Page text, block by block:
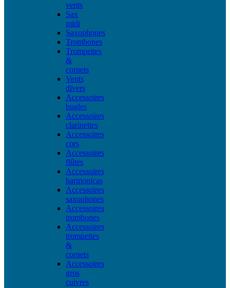
vents
Sax
midi
Saxophones
Trombones
Trompettes
&
cornets
Vents
divers
Accessoires
bugles
Accessoires
clarinettes
Accessoires
cors
Accessoires
flûtes
Accessoires
harmonicas
Accessoires
saxophones
Accessoires
trombones
Accessoires
trompettes
&
cornets
Accessoires
gros
cuivres